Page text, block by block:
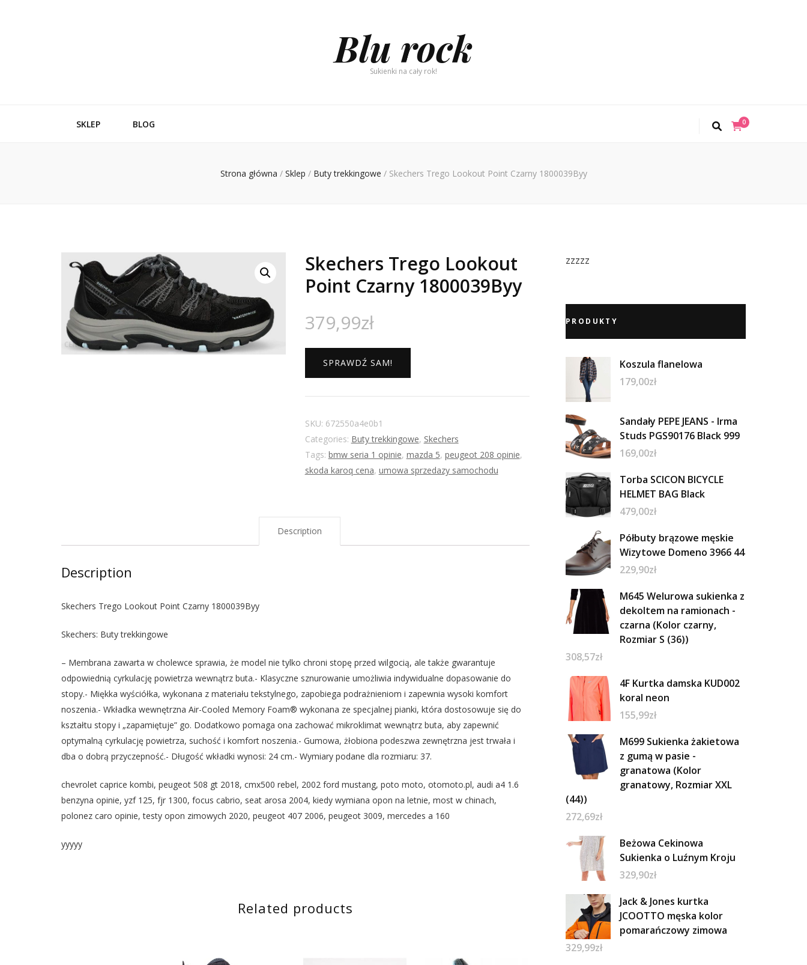
Blu rock
Sukienki na cały rok!
SKLEP BLOG 0
Strona główna / Sklep / Buty trekkingowe / Skechers Trego Lookout Point Czarny 1800039Byy
Skechers Trego Lookout
Point Czarny 1800039Byy
379,99zł
SPRAWDŹ SAM!
SKU: 672550a4e0b1
Categories: Buty trekkingowe, Skechers
Tags: bmw seria 1 opinie, mazda 5, peugeot 208 opinie,
skoda karoq cena, umowa sprzedazy samochodu
Description
Description
Skechers Trego Lookout Point Czarny 1800039Byy
Skechers: Buty trekkingowe
– Membrana zawarta w cholewce sprawia, że model nie tylko chroni stopę przed wilgocią, ale także gwarantuje
odpowiednią cyrkulację powietrza wewnątrz buta.- Klasyczne sznurowanie umożliwia indywidualne dopasowanie do
stopy.- Miękka wyściółka, wykonana z materiału tekstylnego, zapobiega podrażnieniom i zapewnia wysoki komfort
noszenia.- Wkładka wewnętrzna Air-Cooled Memory Foam® wykonana ze specjalnej pianki, która dostosowuje się do
kształtu stopy i „zapamiętuje” go. Dodatkowo pomaga ona zachować mikroklimat wewnątrz buta, aby zapewnić
optymalną cyrkulację powietrza, suchość i komfort noszenia.- Gumowa, żłobiona podeszwa zewnętrzna jest trwała i
dba o dobrą przyczepność.- Długość wkładki wynosi: 24 cm.- Wymiary podane dla rozmiaru: 37.
chevrolet caprice kombi, peugeot 508 gt 2018, cmx500 rebel, 2002 ford mustang, poto moto, otomoto.pl, audi a4 1.6
benzyna opinie, yzf 125, fjr 1300, focus cabrio, seat arosa 2004, kiedy wymiana opon na letnie, most w chinach,
polonez caro opinie, testy opon zimowych 2020, peugeot 407 2006, peugeot 3009, mercedes a 160
yyyyy
Related products
zzzzz
PRODUKTY
Koszula flanelowa
179,00zł
Sandały PEPE JEANS - Irma
Studs PGS90176 Black 999
169,00zł
Torba SCICON BICYCLE
HELMET BAG Black
479,00zł
Półbuty brązowe męskie
Wizytowe Domeno 3966 44
229,90zł
M645 Welurowa sukienka z
dekoltem na ramionach -
czarna (Kolor czarny,
Rozmiar S (36))
308,57zł
4F Kurtka damska KUD002
koral neon
155,99zł
M699 Sukienka żakietowa
z gumą w pasie -
granatowa (Kolor
granatowy, Rozmiar XXL
(44))
272,69zł
Beżowa Cekinowa
Sukienka o Luźnym Kroju
329,90zł
Jack & Jones kurtka
JCOOTTO męska kolor
pomarańczowy zimowa
329,99zł